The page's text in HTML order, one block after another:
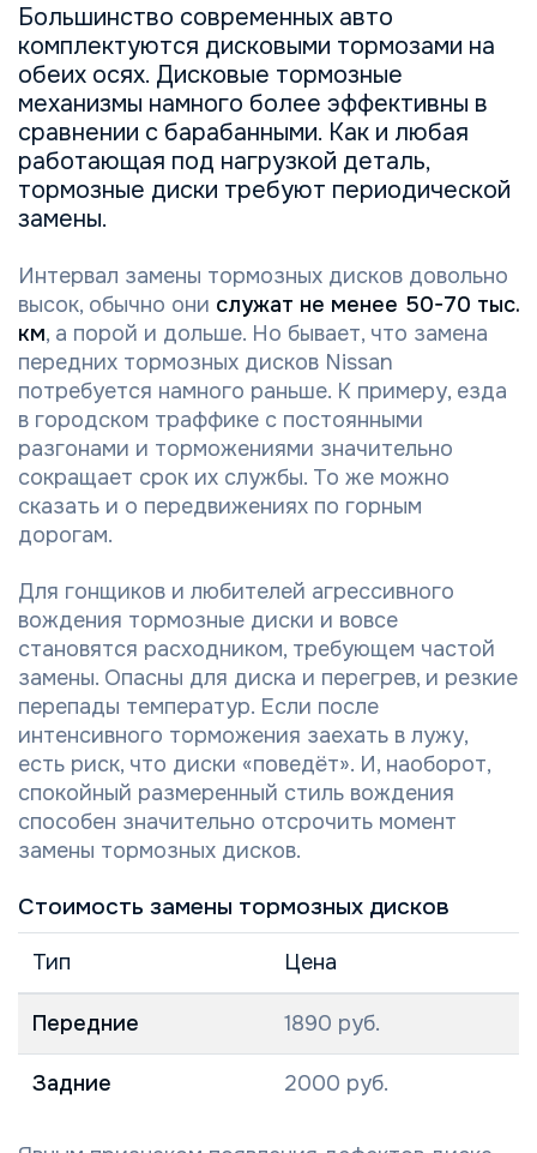
Большинство современных авто
комплектуются дисковыми тормозами на
обеих осях. Дисковые тормозные
механизмы намного более эффективны в
сравнении с барабанными. Как и любая
работающая под нагрузкой деталь,
тормозные диски требуют периодической
замены.
Интервал замены тормозных дисков довольно
высок, обычно они служат не менее 50-70 тыс.
км, а порой и дольше. Но бывает, что замена
передних тормозных дисков Nissan
потребуется намного раньше. К примеру, езда
в городском траффике с постоянными
разгонами и торможениями значительно
сокращает срок их службы. То же можно
сказать и о передвижениях по горным
дорогам.
Для гонщиков и любителей агрессивного
вождения тормозные диски и вовсе
становятся расходником, требующем частой
замены. Опасны для диска и перегрев, и резкие
перепады температур. Если после
интенсивного торможения заехать в лужу,
есть риск, что диски «поведёт». И, наоборот,
спокойный размеренный стиль вождения
способен значительно отсрочить момент
замены тормозных дисков.
Стоимость замены тормозных дисков
Тип Цена
Передние 1890 руб.
Задние 2000 руб.